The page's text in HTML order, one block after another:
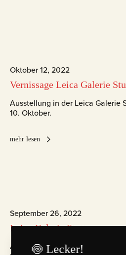
Oktober 12, 2022
Vernissage Leica Galerie
Ausstellung in der Leica Galerie
10. Oktober.
mehr lesen
September 26, 2022
Leica Galerie Stuttgart
Ausstellung in der Leica Galerie
🍥 Lecker!